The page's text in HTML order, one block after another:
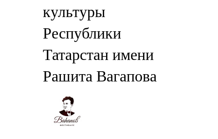
культуры
Республики
Татарстан имени
Рашита Вагапова